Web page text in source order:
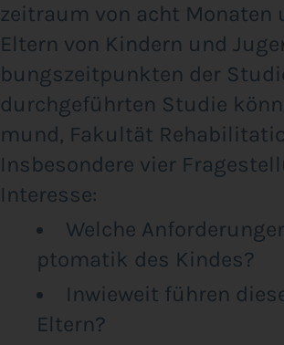
zeit­raum von acht Mona­ten
Eltern von Kin­dern und
bungs­zeit­punk­ten der
durch­ge­führ­ten Stu­die
mund, Fakul­tät
Ins­be­son­de­re vier
Interesse:
Wel­che
pto­ma­tik des Kindes?
Inwie­weit füh­ren
Eltern?